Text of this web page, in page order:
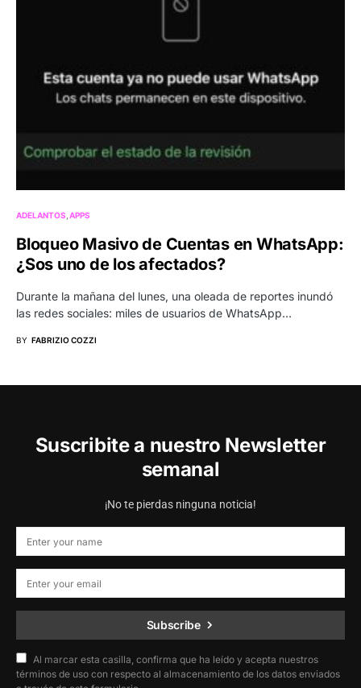
ADELANTOS APPS
Bloqueo Masivo de Cuentas en WhatsApp:
¿Sos uno de los afectados?
Durante la mañana del lunes, una oleada de reportes inundó
las redes sociales: miles de usuarios de WhatsApp…
BY FABRIZIO COZZI
Suscribite a nuestro Newsletter
semanal
¡No te pierdas ninguna noticia!
Subscribe
Al marcar esta casilla, confirma que ha leído y acepta nuestros
términos de uso con respecto al almacenamiento de los datos enviados